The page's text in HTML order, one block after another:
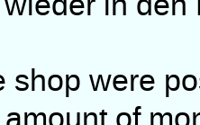
shop were